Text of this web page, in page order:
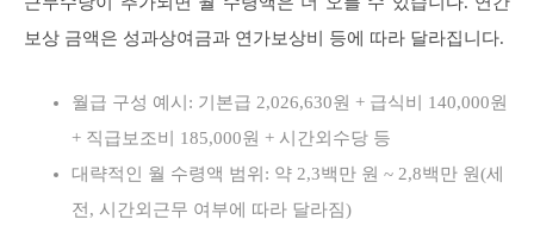
보상 금액은 성과상여금과 연가보상비 등에 따라 달라집니다.
월급 구성 예시: 기본급 2,026,630원 + 급식비 140,000원
+ 직급보조비 185,000원 + 시간외수당 등
대략적인 월 수령액 범위: 약 2,3백만 원 ~ 2,8백만 원(세
전, 시간외근무 여부에 따라 달라짐)